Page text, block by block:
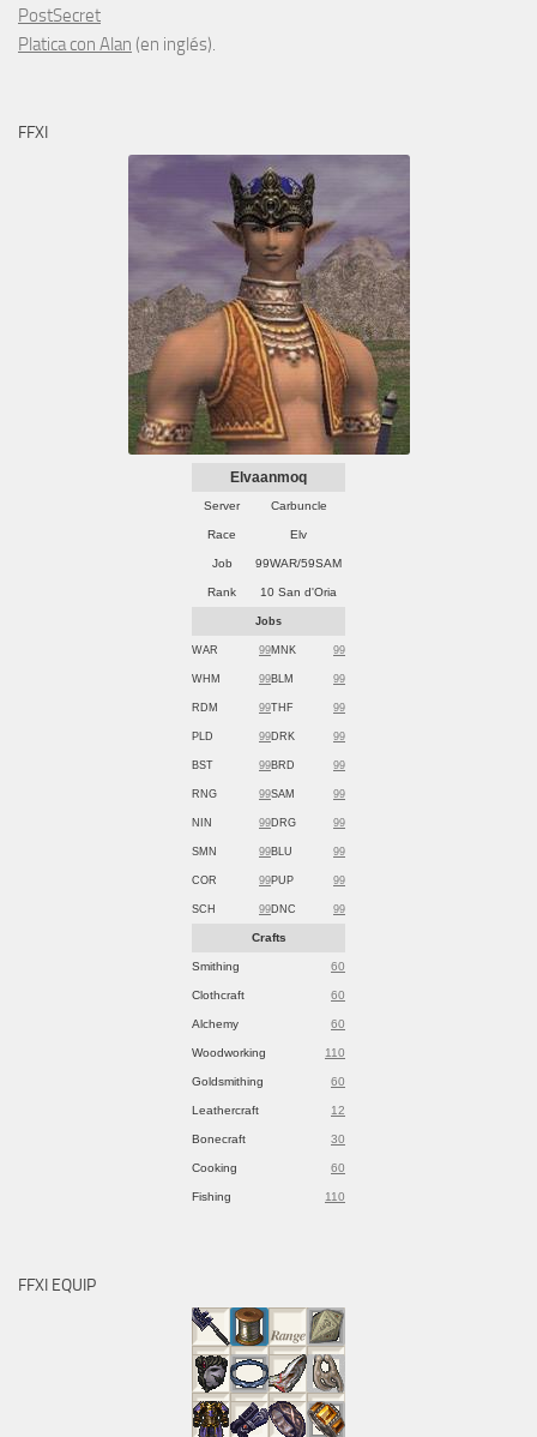
PostSecret
Platica con Alan (en inglés).
FFXI
Elvaanmoq
Server Carbuncle
Race Elv
Job 99WAR/59SAM
Rank 10 San d'Oria
Jobs
WAR 99MNK 99
WHM 99BLM 99
RDM 99THF 99
PLD 99DRK 99
BST 99BRD 99
RNG 99SAM 99
NIN 99DRG 99
SMN 99BLU 99
COR 99PUP 99
SCH 99DNC 99
Crafts
Smithing 60
Clothcraft 60
Alchemy 60
Woodworking 110
Goldsmithing 60
Leathercraft 12
Bonecraft 30
Cooking 60
Fishing 110
FFXI EQUIP